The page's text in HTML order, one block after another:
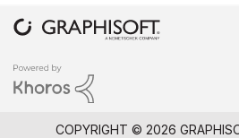
COPYRIGHT © 2026